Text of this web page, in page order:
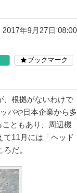
2017年9月27日 08:00
ブックマーク
根拠がないわけで
パや日本企業から多
ともあり、周辺機
て11月には「ヘッド
だ。